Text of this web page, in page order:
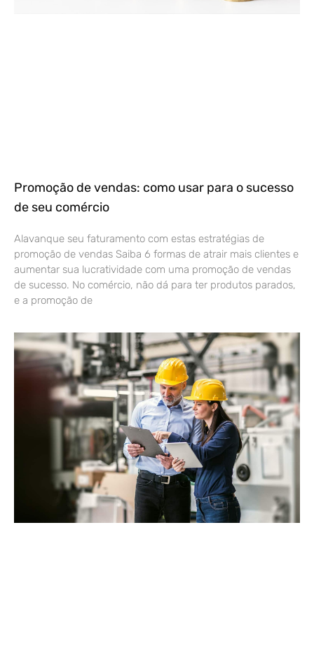
Promoção de vendas: como usar para o sucesso
de seu comércio
Alavanque seu faturamento com estas estratégias de
promoção de vendas Saiba 6 formas de atrair mais clientes e
aumentar sua lucratividade com uma promoção de vendas
de sucesso. No comércio, não dá para ter produtos parados,
e a promoção de